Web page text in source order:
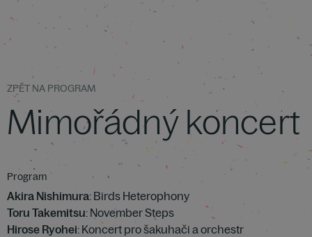
ZPĚT NA PROGRAM
Mimořádný koncert
Program
Akira Nishimura: Birds Heterophony
Toru Takemitsu: November Steps
Hirose Ryohei: Koncert pro šakuhači a orchestr